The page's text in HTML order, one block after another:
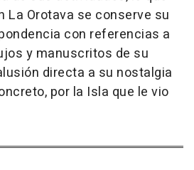
La Orotava se conserve su
con referencias a
y manuscritos de su
directa a su nostalgia
por la Isla que le vio